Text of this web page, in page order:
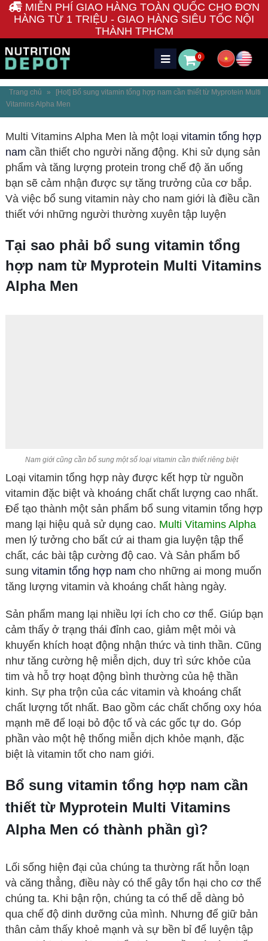
MIỄN PHÍ GIAO HÀNG TOÀN QUỐC CHO ĐƠN
HÀNG TỪ 1 TRIỆU - GIAO HÀNG SIÊU TỐC NỘI
THÀNH TPHCM
0
Trang chủ »
[Hot] Bổ sung vitamin tổng hợp nam cần thiết từ Myprotein Multi
Vitamins Alpha Men
Multi Vitamins Alpha Men là một loại vitamin tổng hợp
nam cần thiết cho người năng động. Khi sử dụng sản
phẩm và tăng lượng protein trong chế độ ăn uống
bạn sẽ cảm nhận được sự tăng trưởng của cơ bắp.
Và việc bổ sung vitamin này cho nam giới là điều cần
thiết với những người thường xuyên tập luyện
Tại sao phải bổ sung vitamin tổng
hợp nam từ Myprotein Multi Vitamins
Alpha Men
Nam giới cũng cần bổ sung một số loại vitamin cần thiết riêng biệt
Loại vitamin tổng hợp này được kết hợp từ nguồn
vitamin đặc biệt và khoáng chất chất lượng cao nhất.
Để tạo thành một sản phẩm bổ sung vitamin tổng hợp
mang lại hiệu quả sử dụng cao. Multi Vitamins Alpha
men lý tưởng cho bất cứ ai tham gia luyện tập thể
chất, các bài tập cường độ cao. Và Sản phẩm bổ
sung vitamin tổng hợp nam cho những ai mong muốn
tăng lượng vitamin và khoáng chất hàng ngày.
Sản phẩm mang lại nhiều lợi ích cho cơ thể. Giúp bạn
cảm thấy ở trạng thái đỉnh cao, giảm mệt mỏi và
khuyến khích hoạt động nhận thức và tinh thần. Cũng
như tăng cường hệ miễn dịch, duy trì sức khỏe của
tim và hỗ trợ hoạt động bình thường của hệ thần
kinh. Sự pha trộn của các vitamin và khoáng chất
chất lượng tốt nhất. Bao gồm các chất chống oxy hóa
mạnh mẽ để loại bỏ độc tố và các gốc tự do. Góp
phần vào một hệ thống miễn dịch khỏe mạnh, đặc
biệt là vitamin tốt cho nam giới.
Bổ sung vitamin tổng hợp nam cần
thiết từ Myprotein Multi Vitamins
Alpha Men có thành phần gì?
Lối sống hiện đại của chúng ta thường rất hỗn loạn
và căng thẳng, điều này có thể gây tổn hại cho cơ thể
chúng ta. Khi bận rộn, chúng ta có thể dễ dàng bỏ
qua chế độ dinh dưỡng của mình. Nhưng để giữ bản
thân cảm thấy khoẻ mạnh và sự bền bỉ để luyện tập